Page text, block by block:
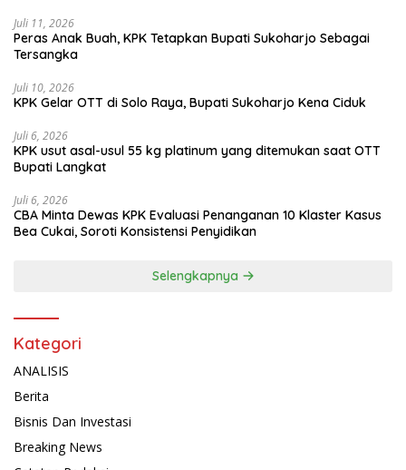
Juli 11, 2026
Peras Anak Buah, KPK Tetapkan Bupati Sukoharjo Sebagai
Tersangka
Juli 10, 2026
KPK Gelar OTT di Solo Raya, Bupati Sukoharjo Kena Ciduk
Juli 6, 2026
KPK usut asal-usul 55 kg platinum yang ditemukan saat OTT
Bupati Langkat
Juli 6, 2026
CBA Minta Dewas KPK Evaluasi Penanganan 10 Klaster Kasus
Bea Cukai, Soroti Konsistensi Penyidikan
Selengkapnya
Kategori
ANALISIS
Berita
Bisnis Dan Investasi
Breaking News